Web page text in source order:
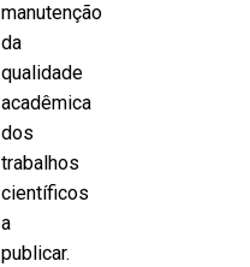
manutenção
da
qualidade
acadêmica
dos
trabalhos
científicos
a
publicar.